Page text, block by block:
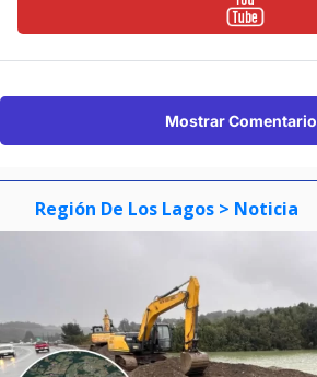
Mostrar
Región De Los Lagos > Noticia